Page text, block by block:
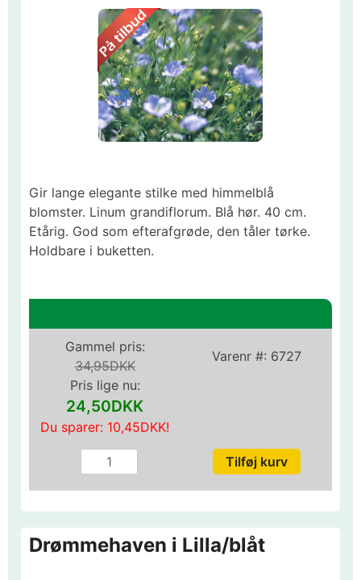
Gir lange elegante stilke med himmelblå
blomster. Linum grandiflorum. Blå hør. 40 cm.
Etårig. God som efterafgrøde, den tåler tørke.
Holdbare i buketten.
Varenr #: 6727
Gammel pris:
34,95DKK
Pris lige nu:
24,50DKK
Du sparer: 10,45DKK!
Drømmehaven i Lilla/blåt